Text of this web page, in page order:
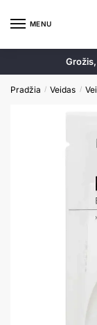
MENU
Pradžia / Veidas /